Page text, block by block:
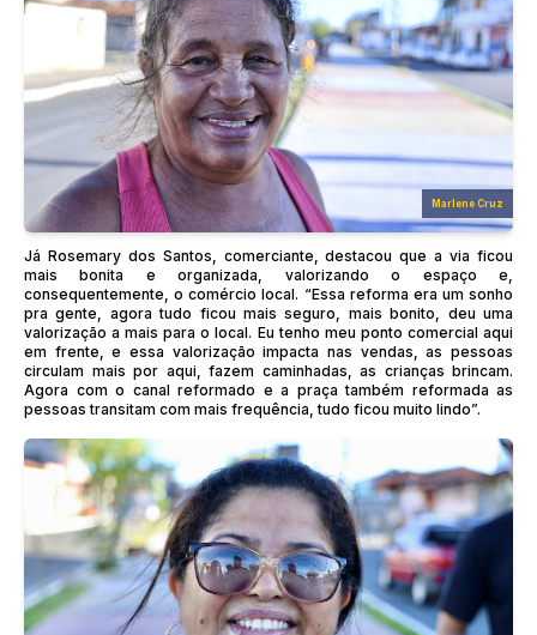
Marlene Cruz
Já Rosemary dos Santos, comerciante, destacou que a via ficou
mais bonita e organizada, valorizando o espaço e,
consequentemente, o comércio local. “Essa reforma era um sonho
pra gente, agora tudo ficou mais seguro, mais bonito, deu uma
valorização a mais para o local. Eu tenho meu ponto comercial aqui
em frente, e essa valorização impacta nas vendas, as pessoas
circulam mais por aqui, fazem caminhadas, as crianças brincam.
Agora com o canal reformado e a praça também reformada as
pessoas transitam com mais frequência, tudo ficou muito lindo”.